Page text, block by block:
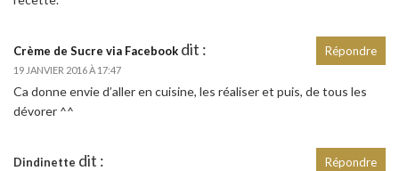
Crème de Sucre via Facebook dit :
19 JANVIER 2016 À 17:47
Ca donne envie d’aller en cuisine, les réaliser et puis, de tous les
dévorer ^^
Répondre
Dindinette dit : Répondre